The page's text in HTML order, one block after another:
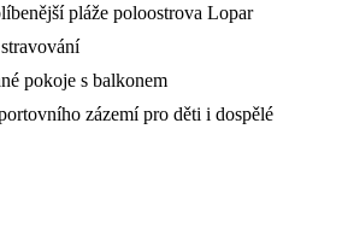
pláže poloostrova Lopar
pokoje s balkonem
zázemí pro děti i dospělé